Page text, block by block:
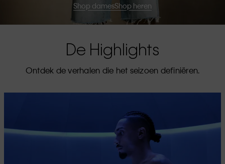
Shop damesShop heren
De Highlights
Ontdek de verhalen die het seizoen definiëren.